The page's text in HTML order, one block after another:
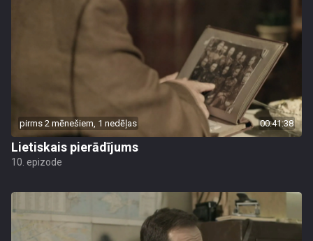
pirms 2 mēnešiem, 1 nedēļas 00:41:38
Lietiskais pierādījums
10. epizode